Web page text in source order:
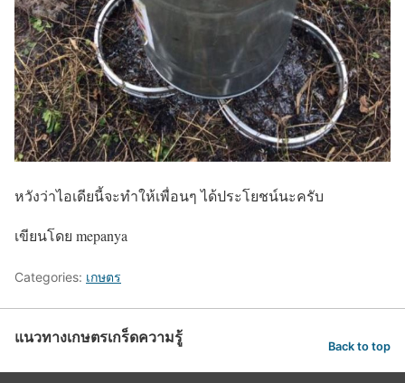
หวังว่าไอเดียนี้จะทำให้เพื่อนๆ ได้ประโยชน์นะครับ
เขียนโดย mepanya
Categories: เกษตร
แนวทางเกษตรเกร็ดความรู้ Back to top